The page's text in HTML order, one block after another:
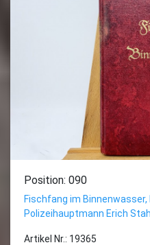
Position: 090
Fischfang im Binnenwasser,
Polizeihauptmann Erich
Artikel Nr.: 19365